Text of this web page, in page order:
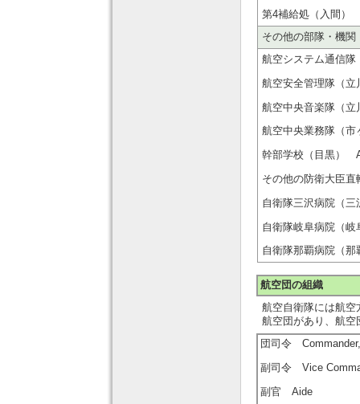
第4補給処（入間）
その他の部隊・機
航空システム通信
航空安全管理隊（
航空中央音楽隊（
航空中央業務隊（
幹部学校（目黒）
その他の防衛大臣
自衛隊三沢病院（
自衛隊岐阜病院（
自衛隊那覇病院（
航空団の組織
航空自衛隊には航空
航空団があり、航空
団司令
副司令 Vice
副官 Aide